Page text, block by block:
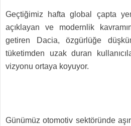
Geçtiğimiz hafta global çapta
açıklayan ve modernlik
getiren Dacia, özgürlüğe
tüketimden uzak duran
vizyonu ortaya koyuyor.
Günümüz otomotiv sektöründe